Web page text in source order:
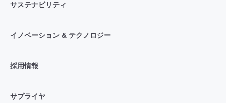
サステナビリティ
イノベーション & テクノロジー
採用情報
サプライヤ